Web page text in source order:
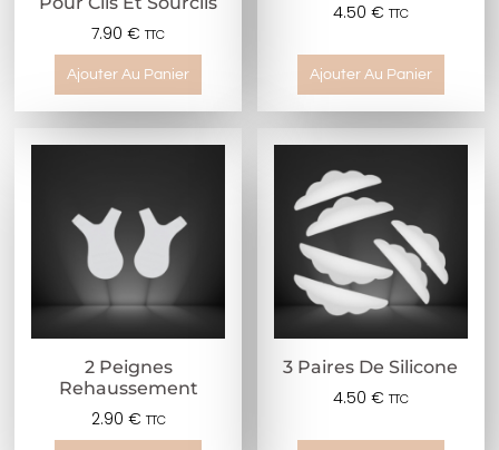
7.90€ TTC
Ajouter Au Panier
4.50 € TTC
Ajouter Au Panier
2 Peignes
Rehaussement
2.90 € TTC
3 Paires De Silicone
4.50 € TTC